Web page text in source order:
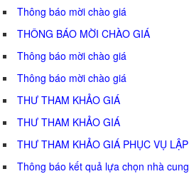
Thông báo mời chào giá
THÔNG BÁO MỜI CHÀO GIÁ
Thông báo mời chào giá
Thông báo mời chào giá
THƯ THAM KHẢO GIÁ
THƯ THAM KHẢO GIÁ
THƯ THAM KHẢO GIÁ PHỤC VỤ
Thông báo kết quả lựa chọn nhà